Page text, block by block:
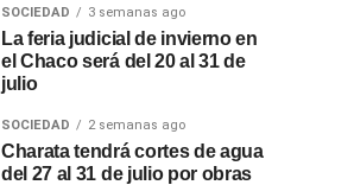
SOCIEDAD 3 semanas ago
La feria judicial de invierno en
el Chaco será del 20 al 31 de
julio
SOCIEDAD 2 semanas ago
Charata tendrá cortes de agua
del 27 al 31 de julio por obras